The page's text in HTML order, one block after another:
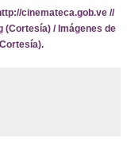
cinemateca.gob.ve //
(Cortesía) / Imágenes de